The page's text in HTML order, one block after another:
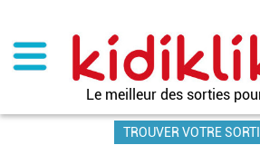
contenu
principal
Le meilleur des sorties
TROUVER VOTRE